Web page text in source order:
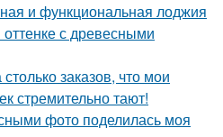
и функциональная лоджия
с древесными
заказов, что мои
стремительно тают!
фото поделилась моя